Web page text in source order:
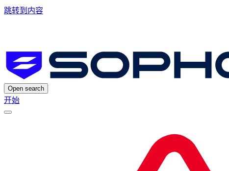
跳转到内容
Open search
开始